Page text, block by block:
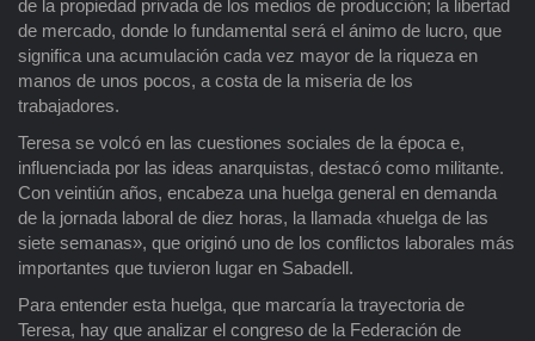
de la propiedad privada de los medios de producción; la libertad
de mercado, donde lo fundamental será el ánimo de lucro, que
significa una acumulación cada vez mayor de la riqueza en
manos de unos pocos, a costa de la miseria de los
trabajadores.
Teresa se volcó en las cuestiones sociales de la época e,
influenciada por las ideas anarquistas, destacó como militante.
Con veintiún años, encabeza una huelga general en demanda
de la jornada laboral de diez horas, la llamada «huelga de las
siete semanas», que originó uno de los conflictos laborales más
importantes que tuvieron lugar en Sabadell.
Para entender esta huelga, que marcaría la trayectoria de
Teresa, hay que analizar el congreso de la Federación de